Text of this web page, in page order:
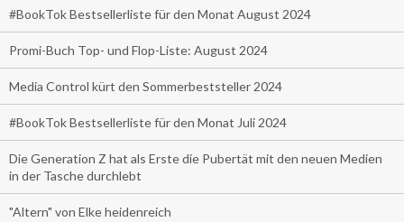
#BookTok Bestsellerliste für den Monat August 2024
Promi-Buch Top- und Flop-Liste: August 2024
Media Control kürt den Sommerbeststeller 2024
#BookTok Bestsellerliste für den Monat Juli 2024
Die Generation Z hat als Erste die Pubertät mit den neuen Medien
in der Tasche durchlebt
"Altern" von Elke heidenreich